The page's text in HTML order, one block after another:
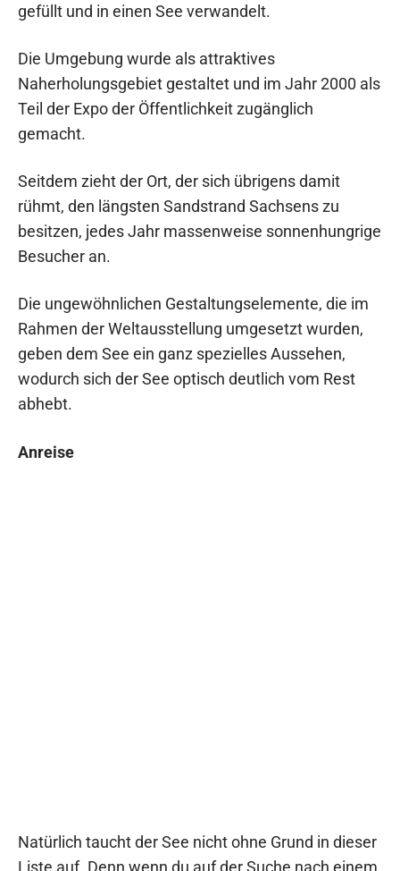
gefüllt und in einen See verwandelt.
Die Umgebung wurde als attraktives
Naherholungsgebiet gestaltet und im Jahr 2000 als
Teil der Expo der Öffentlichkeit zugänglich
gemacht.
Seitdem zieht der Ort, der sich übrigens damit
rühmt, den längsten Sandstrand Sachsens zu
besitzen, jedes Jahr massenweise sonnenhungrige
Besucher an.
Die ungewöhnlichen Gestaltungselemente, die im
Rahmen der Weltausstellung umgesetzt wurden,
geben dem See ein ganz spezielles Aussehen,
wodurch sich der See optisch deutlich vom Rest
abhebt.
Anreise
Natürlich taucht der See nicht ohne Grund in dieser
Liste auf. Denn wenn du auf der Suche nach einem